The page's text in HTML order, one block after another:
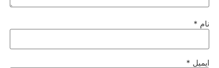
نام *
ایمیل *